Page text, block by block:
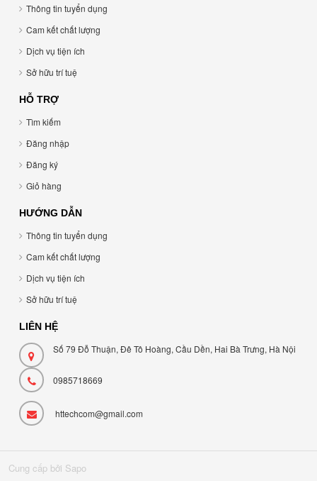
Thông tin tuyển dụng
Cam kết chất lượng
Dịch vụ tiện ích
Sở hữu trí tuệ
HỖ TRỢ
Tìm kiếm
Đăng nhập
Đăng ký
Giỏ hàng
HƯỚNG DẪN
Thông tin tuyển dụng
Cam kết chất lượng
Dịch vụ tiện ích
Sở hữu trí tuệ
LIÊN HỆ
Số 79 Đỗ Thuận, Đê Tô Hoàng, Cầu Dền, Hai Bà Trưng, Hà Nội
0985718669
httechcom@gmail.com
Cung cấp bởi Sapo